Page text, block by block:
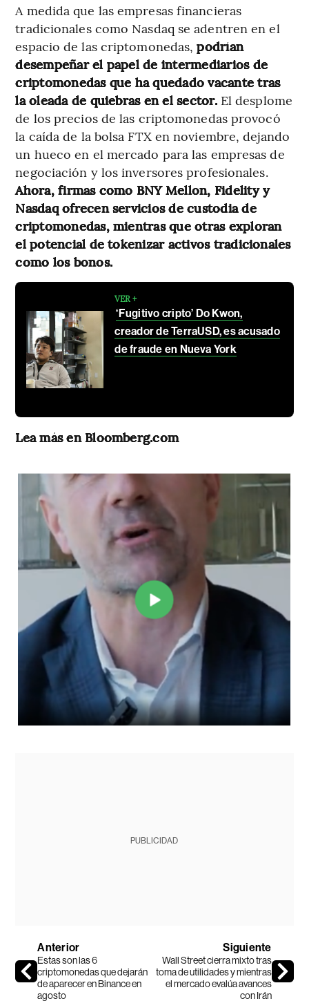
A medida que las empresas financieras
tradicionales como Nasdaq se adentren en el
espacio de las criptomonedas,podrían
desempeñar el papel de intermediarios de
criptomonedas que ha quedado vacante tras
la oleada de quiebras en el sector.El desplome
de los precios de las criptomonedas provocó
la caída de la bolsa FTX en noviembre, dejando
un hueco en el mercado para las empresas de
negociación y los inversores profesionales.
Ahora, firmas como BNY Mellon, Fidelity y
Nasdaq ofrecen servicios de custodia de
criptomonedas, mientras que otras exploran
el potencial de tokenizar activos tradicionales
como los bonos.
VER +
‘Fugitivo cripto’ Do Kwon,
creador de TerraUSD, es acusado
de fraude en Nueva York
Lea más en Bloomberg.com
PUBLICIDAD
Anterior
Estas son las 6
criptomonedas que dejarán
de aparecer en Binance en
agosto
Siguiente
Wall Street cierra mixto tras
toma de utilidades y mientras
el mercado evalúa avances
con Irán